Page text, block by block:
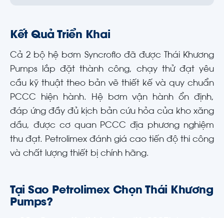
Kết Quả Triển Khai
Cả 2 bộ hệ bơm Syncroflo đã được Thái Khương
Pumps lắp đặt thành công, chạy thử đạt yêu
cầu kỹ thuật theo bản vẽ thiết kế và quy chuẩn
PCCC hiện hành. Hệ bơm vận hành ổn định,
đáp ứng đầy đủ kịch bản cứu hỏa của kho xăng
dầu, được cơ quan PCCC địa phương nghiệm
thu đạt. Petrolimex đánh giá cao tiến độ thi công
và chất lượng thiết bị chính hãng.
Tại Sao Petrolimex Chọn Thái Khương
Pumps?